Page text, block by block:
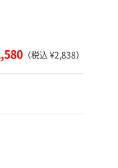
（税込 ¥2,838）